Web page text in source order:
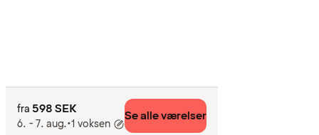
fra 598 SEK
6. - 7. aug.•1 voksen
Se alle værelser